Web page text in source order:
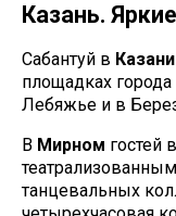
Казань.
Сабантуй в Казани
площадках
Лебяжье и в
В Мирном гостей
танцевальных